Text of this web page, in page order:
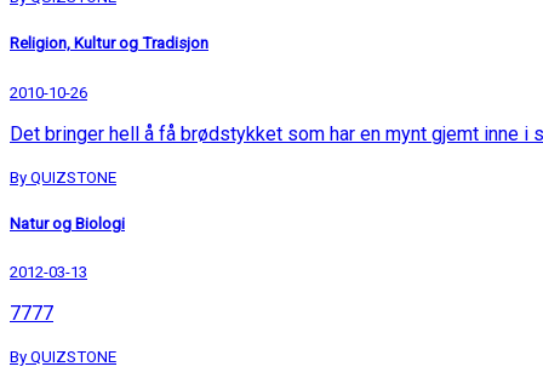
Religion, Kultur og Tradisjon
2010-10-26
Det bringer hell å få brødstykket som har en mynt gjemt inne i
By QUIZSTONE
Natur og Biologi
2012-03-13
7777
By QUIZSTONE